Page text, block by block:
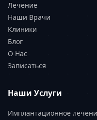
Лечение
Наши Врачи
Клиники
Блог
О Нас
Записаться
Наши Услуги
Имплантационное